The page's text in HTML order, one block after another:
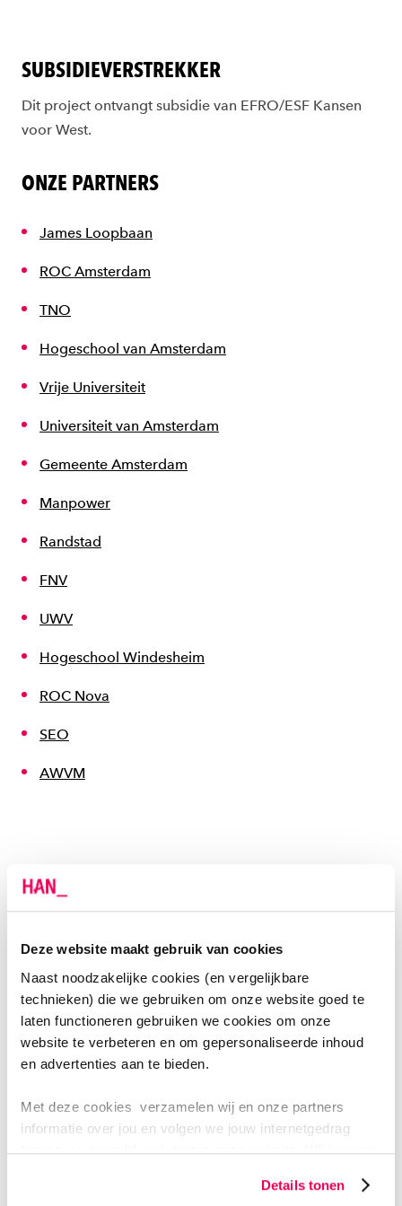
Deze website maakt gebruik van cookies
Naast noodzakelijke cookies (en vergelijkbare
technieken) die we gebruiken om onze website goed te
laten functioneren gebruiken we cookies om onze
website te verbeteren en om gepersonaliseerde inhoud
en advertenties aan te bieden.
Met deze cookies verzamelen wij en onze partners
informatie over jou en volgen we jouw internetgedrag
binnen, en mogelijk ook buiten onze website. Wij bouwen
website en communicatie aan op jouw voorkeuren. Ook
Details tonen
SUBSIDIEVERSTREKKER
Dit project ontvangt subsidie van EFRO/ESF Kansen
voor West.
ONZE PARTNERS
James Loopbaan
ROC Amsterdam
TNO
Hogeschool van Amsterdam
Vrije Universiteit
Universiteit van Amsterdam
Gemeente Amsterdam
Manpower
Randstad
FNV
UWV
Hogeschool Windesheim
ROC Nova
SEO
AWVM
BETROKKEN OPLEIDINGEN
Human Resource Management (HRM)
Learning and Development in Organisations
(Opleidingskunde)
MEER WETEN? NEEM CONTACT OP MET: